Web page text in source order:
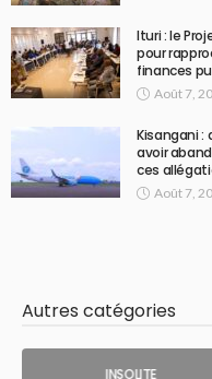
Ituri : le
pour
finances
Août 7,
Kisangani :
avoir
ces
Août 7,
Autres catégories
INSOLITE